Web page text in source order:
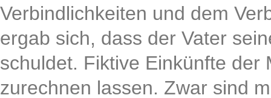
Verbindlichkeiten und dem
ergab sich, dass der Vater
schuldet. Fiktive Einkünfte der
zurechnen lassen. Zwar sind